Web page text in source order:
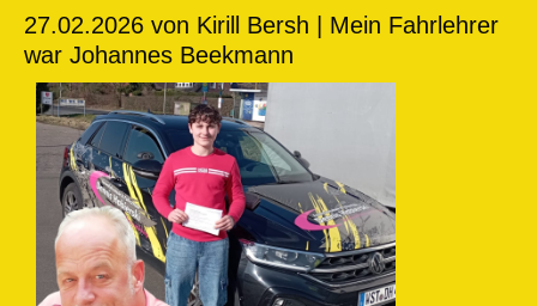
27.02.2026 von Kirill Bersh | Mein Fahrlehrer
war Johannes Beekmann